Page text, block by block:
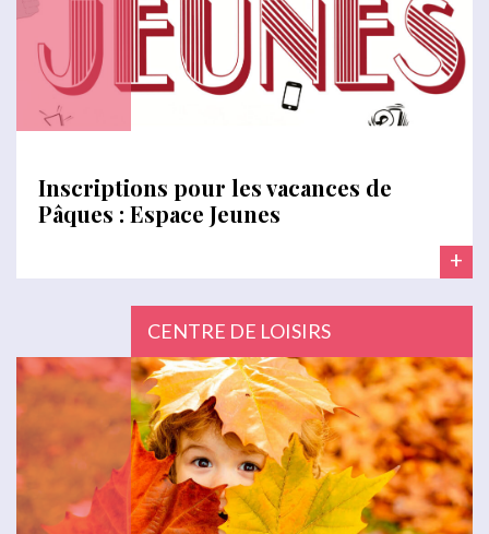
Inscriptions pour les vacances de
Pâques : Espace Jeunes
+
CENTRE DE LOISIRS